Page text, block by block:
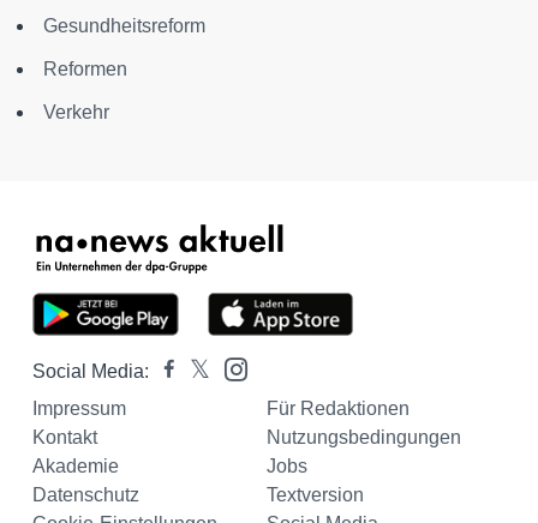
Gesundheitsreform
Reformen
Verkehr
Social Media:
Impressum
Für Redaktionen
Kontakt
Nutzungsbedingungen
Akademie
Jobs
Datenschutz
Textversion